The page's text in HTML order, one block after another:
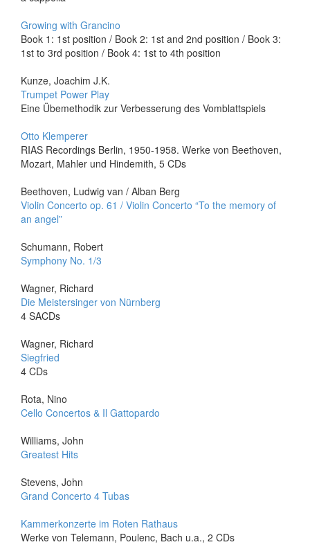
Growing with Grancino
Book 1: 1st position / Book 2: 1st and 2nd position / Book 3:
1st to 3rd position / Book 4: 1st to 4th position
Kunze, Joachim J.K.
Trumpet Power Play
Eine Übemethodik zur Verbesserung des Vomblattspiels
Otto Klemperer
RIAS Recordings Berlin, 1950-1958. Werke von Beethoven,
Mozart, Mahler und Hindemith, 5 CDs
Beethoven, Ludwig van / Alban Berg
Violin Concerto op. 61 / Violin Concerto “To the memory of
an angel”
Schumann, Robert
Symphony No. 1/3
Wagner, Richard
Die Meistersinger von Nürnberg
4 SACDs
Wagner, Richard
Siegfried
4 CDs
Rota, Nino
Cello Concertos & Il Gattopardo
Williams, John
Greatest Hits
Stevens, John
Grand Concerto 4 Tubas
Kammerkonzerte im Roten Rathaus
Werke von Telemann, Poulenc, Bach u.a., 2 CDs